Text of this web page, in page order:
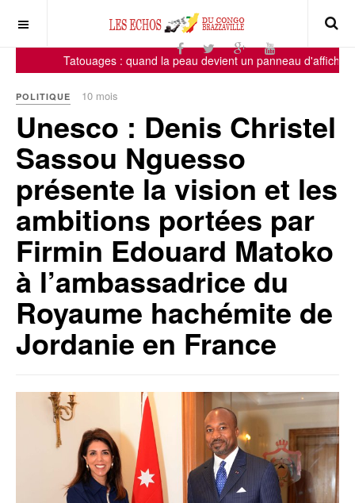
Tatouages : quand la peau devient un panneau
POLITIQUE 10 mois
Unesco : Denis Christel
Sassou Nguesso
présente la vision et les
ambitions portées par
Firmin Edouard Matoko
à l’ambassadrice du
Royaume hachémite de
Jordanie en France